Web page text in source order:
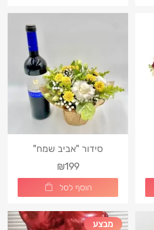
סידור "אביב שמח"
₪199
הוסף לסל
מבצע